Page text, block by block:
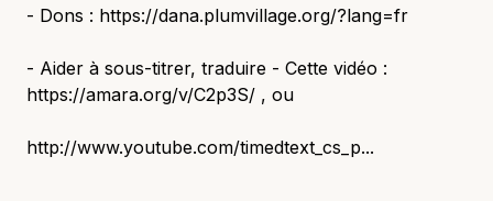
- Dons : https://dana.plumvillage.org/?lang=fr
- Aider à sous-titrer, traduire - Cette vidéo :
https://amara.org/v/C2p3S/ , ou
http://www.youtube.com/timedtext_cs_p...